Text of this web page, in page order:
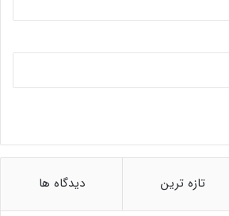
تازه ترین دیدگاه ها